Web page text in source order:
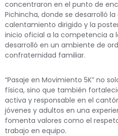
concentraron en el punto de
Pichincha, donde se desarrolló
calentamiento dirigido y la
inicio oficial a la competencia a
desarrolló en un ambiente de
confraternidad familiar.
“Pasaje en Movimiento 5K” no
física, sino que también
activa y responsable en el
jóvenes y adultos en una
fomenta valores como el
trabajo en equipo.